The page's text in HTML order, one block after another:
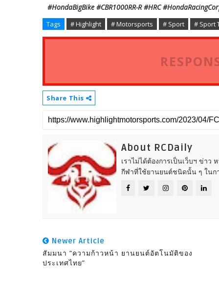
#HondaBigBike #CBR1000RR-R #HRC
Tags # Highlight # Motorsports # Sport # Sport
Share This
About RCDaily
เราไม่ได้ต้องการเป็นเว็บฯ ข่าว
กีฬาที่ใช้ยานยนต์ชนิดนั้น ๆ ในก
Newer Article
สัมมนา “ความก้าวหน้า ยานยนต์อัตโนมัติของ
ประเทศไทย”